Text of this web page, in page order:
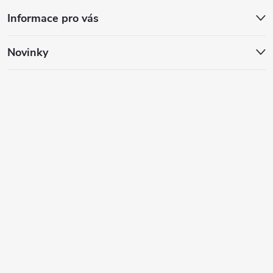
Informace pro vás
Novinky